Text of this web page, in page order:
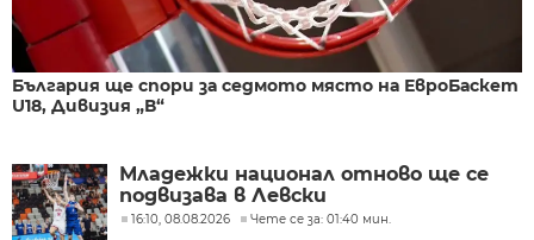
България ще спори за седмото място на ЕвроБаскет
U18, Дивизия „В“
Младежки национал отново ще се
подвизава в Левски
16:10, 08.08.2026 Чете се за: 01:40 мин.